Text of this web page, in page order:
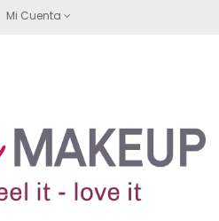
Mi Cuenta